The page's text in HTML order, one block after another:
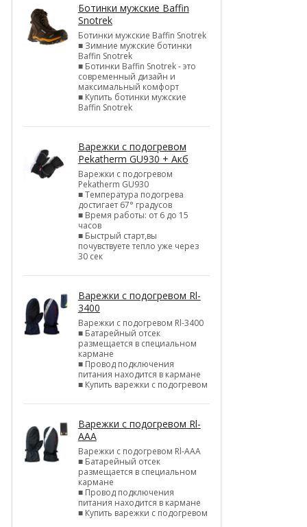
Ботинки мужские Baffin
Snotrek
Ботинки мужские Baffin Snotrek
■ Зимние мужские ботинки
Baffin Snotrek
■ Ботинки Baffin Snotrek - это
современный дизайн и
максимальный комфорт
■ Купить ботинки мужские
Baffin Snotrek
Варежки с подогревом
Pekatherm GU930 + Акб
Варежки с подогревом
Pekatherm GU930
■ Температура подогрева
достигает 67° градусов
■ Время работы: от 6 до 15
часов
■ Быстрый старт,вы
почувствуете тепло уже через
30 сек
Варежки с подогревом Rl-
3400
Варежки с подогревом Rl-3400
■ Батарейный отсек
размещается в специальном
кармане
■ Провод подключения
питания находится в кармане
■ Купить варежки с подогревом
Варежки с подогревом Rl-
AAA
Варежки с подогревом Rl-AAA
■ Батарейный отсек
размещается в специальном
кармане
■ Провод подключения
питания находится в кармане
■ Купить варежки с подогревом